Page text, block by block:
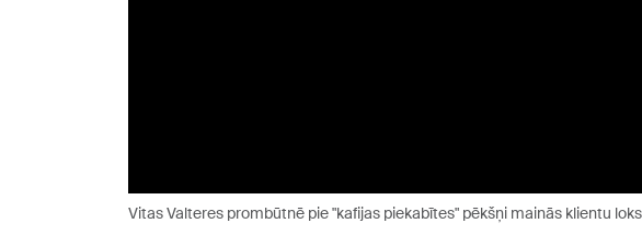
Vitas Valteres prombūtnē pie "kafijas piekabītes" pēkšņi mainās klientu loks